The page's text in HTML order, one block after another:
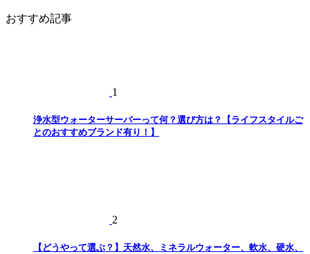
おすすめ記事
1
浄水型ウォーターサーバーって何？選び方は？【ライフスタイルご
とのおすすめブランド有り！】
2
【どうやって選ぶ？】天然水、ミネラルウォーター、軟水、硬水、